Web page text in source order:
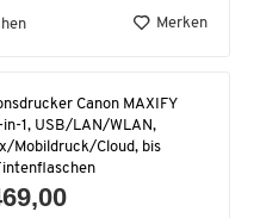
Merken
Canon MAXIFY
1, USB/LAN/WLAN,
Mobildruck/Cloud, bis